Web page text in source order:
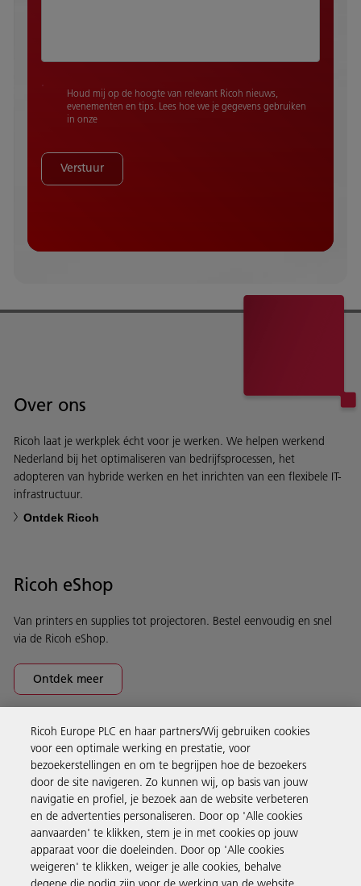
Houd mij op de hoogte van relevant Ricoh nieuws,
evenementen en tips. Lees hoe we je gegevens gebruiken
in onze
Verstuur
Over ons
Ricoh laat je werkplek écht voor je werken. We helpen werkend
Nederland bij het optimaliseren van bedrijfsprocessen, het
adopteren van hybride werken en het inrichten van een flexibele IT-
infrastructuur.
Ontdek Ricoh
Ricoh eShop
Van printers en supplies tot projectoren. Bestel eenvoudig en snel
via de Ricoh eShop.
Ontdek meer
Business Solutions
Producten en services
Support en contact
Ricoh Europe PLC en haar partners/Wij gebruiken cookies
voor een optimale werking en prestatie, voor
bezoekerstellingen en om te begrijpen hoe de bezoekers
door de site navigeren. Zo kunnen wij, op basis van jouw
navigatie en profiel, je bezoek aan de website verbeteren
en de advertenties personaliseren. Door op 'Alle cookies
aanvaarden' te klikken, stem je in met cookies op jouw
apparaat voor die doeleinden. Door op 'Alle cookies
weigeren' te klikken, weiger je alle cookies, behalve